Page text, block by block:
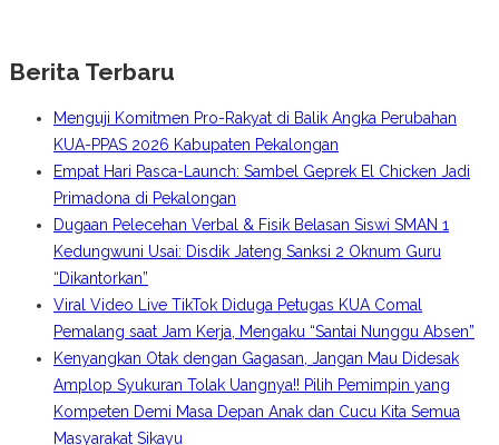
Berita Terbaru
Menguji Komitmen Pro-Rakyat di Balik Angka Perubahan
KUA-PPAS 2026 Kabupaten Pekalongan
Empat Hari Pasca-Launch: Sambel Geprek El Chicken Jadi
Primadona di Pekalongan
Dugaan Pelecehan Verbal & Fisik Belasan Siswi SMAN 1
Kedungwuni Usai: Disdik Jateng Sanksi 2 Oknum Guru
“Dikantorkan”
Viral Video Live TikTok Diduga Petugas KUA Comal
Pemalang saat Jam Kerja, Mengaku “Santai Nunggu Absen”
Kenyangkan Otak dengan Gagasan, Jangan Mau Didesak
Amplop Syukuran Tolak Uangnya!! Pilih Pemimpin yang
Kompeten Demi Masa Depan Anak dan Cucu Kita Semua
Masyarakat Sikayu